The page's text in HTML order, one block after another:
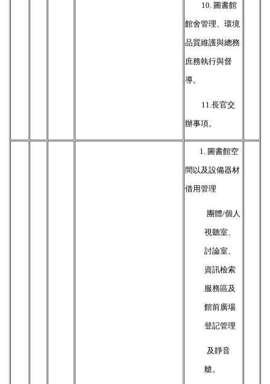
10. 圖書館
館舍管理、環境
品質維護與總務
庶務執行與督
導。
11.長官交
辦事項。
1. 圖書館空
間以及設備器材
借用管理
團體/個人
視聽室、
討論室、
資訊檢索
服務區及
館前廣場
登記管理
及靜音
艙。